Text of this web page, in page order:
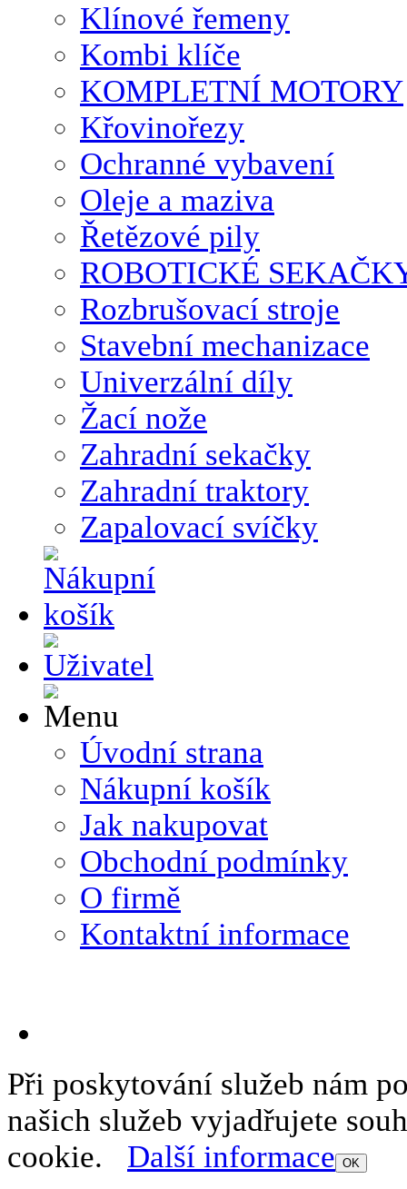
Klínové řemeny
Kombi klíče
KOMPLETNÍ MOTORY
Křovinořezy
Ochranné vybavení
Oleje a maziva
Řetězové pily
ROBOTICKÉ
Rozbrušovací stroje
Stavební mechanizace
Univerzální díly
Žací nože
Zahradní sekačky
Zahradní traktory
Zapalovací svíčky
Úvodní strana
Nákupní košík
Jak nakupovat
Obchodní podmínky
O firmě
Kontaktní informace
Při poskytování služeb nám
našich služeb vyjadřujete
cookie. Další informace